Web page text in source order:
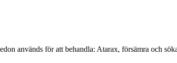
används för att behandla: Atarax, försämra och